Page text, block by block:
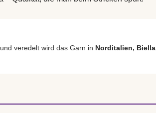
veredelt wird das Garn in Norditalien, Biella